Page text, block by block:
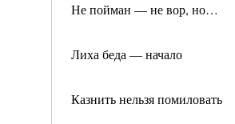
Не пойман — не вор, но…
Лиха беда — начало
Казнить нельзя помиловать